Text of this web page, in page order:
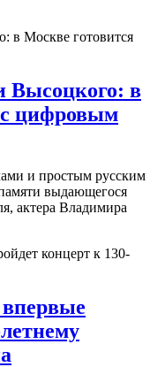
Высоцкого: в
цифровым
и простым русским
выдающегося
актера Владимира